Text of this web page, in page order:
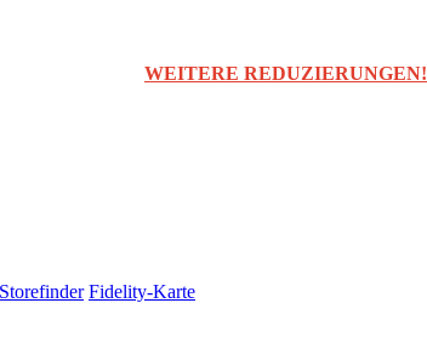
WEITERE REDUZIERUNGEN!
Storefinder Fidelity-Karte